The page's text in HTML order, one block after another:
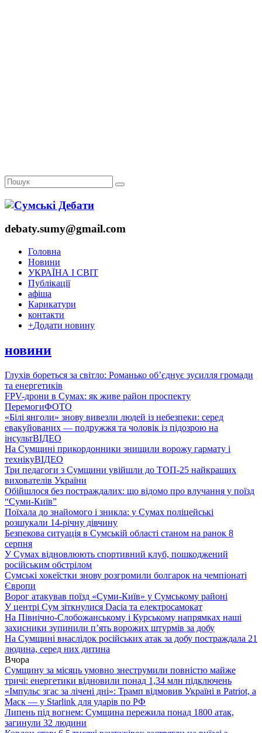
debaty.sumy@gmail.com
Головна
Новини
УКРАЇНА І СВІТ
Публікації
афіша
Карикатури
контакти
+Додати новину
новини
Глухів бореться за світло: Романько об’єднує зусилля громади
та енергетиків
FPV-дрони в Сумах: як живе район проспекту
ПеремогиФОТО
«Білі янголи» знову вивезли людей із небезпеки: серед
евакуйованих — подружжя та чоловік із підозрою на
інсультВІДЕО
На Сумщині прикордонники знищили ворожу гармату і
технікуВІДЕО
Три педагоги з Сумщини увійшли до ТОП-25 найкращих
вихователів України
Обійшлося без постраждалих: що відомо про влучання у поїзд
“Суми-Київ”
Поїхала до знайомого і зникла: у Сумах поліцейські
розшукали 14-річну дівчину
Безпекова ситуація в Сумській області станом на ранок 8
серпня
У Сумах відновлюють спортивний клуб, пошкоджений
російським обстрілом
Сумські хокеїстки знову розгромили болгарок на чемпіонаті
Європи
Ворог атакував поїзд «Суми-Київ» у Сумському районі
У центрі Сум зіткнулися Dacia та електросамокат
На Північно-Слобожанському і Курському напрямках наші
захисники зупинили п’ять ворожих штурмів за добу
На Сумщині внаслідок російських атак за добу постраждала 21
людина, серед них дитина
Вчора
Сумщину за місяць умовно знеструмили повністю майже
тричі: енергетики відновили понад 1,34 млн підключень
«Імпульс згас за лічені дні»: Трамп відмовив Україні в Patriot, а
Маск — у Starlink для ударів по РФ
Липень під вогнем: Сумщина пережила понад 1800 атак,
загинули 32 людини